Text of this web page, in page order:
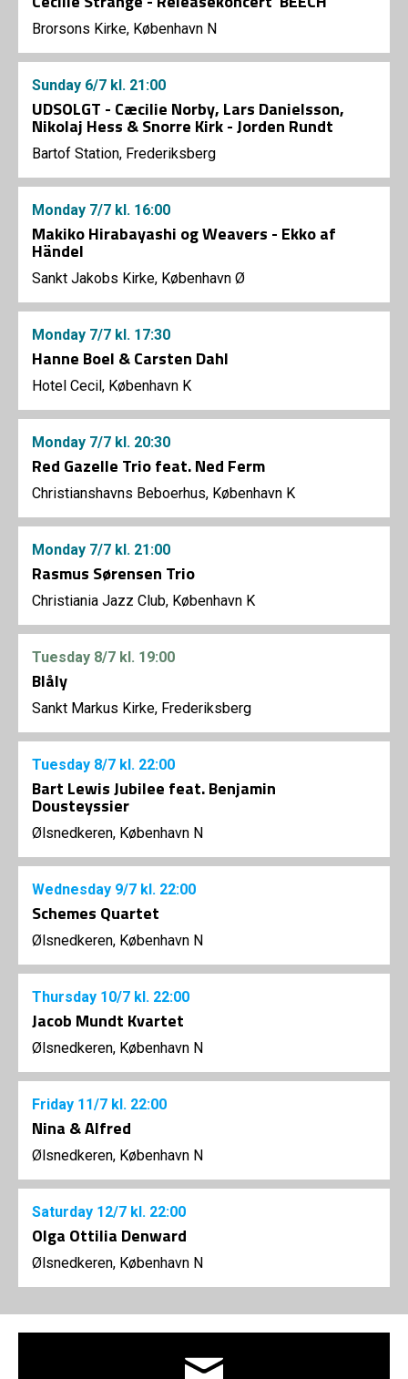
Brorsons Kirke, København N
Sunday 6/7 kl. 21:00
UDSOLGT - Cæcilie Norby, Lars Danielsson,
Nikolaj Hess & Snorre Kirk - Jorden Rundt
Bartof Station, Frederiksberg
Monday 7/7 kl. 16:00
Makiko Hirabayashi og Weavers - Ekko af
Händel
Sankt Jakobs Kirke, København Ø
Monday 7/7 kl. 17:30
Hanne Boel & Carsten Dahl
Hotel Cecil, København K
Monday 7/7 kl. 20:30
Red Gazelle Trio feat. Ned Ferm
Christianshavns Beboerhus, København K
Monday 7/7 kl. 21:00
Rasmus Sørensen Trio
Christiania Jazz Club, København K
Tuesday 8/7 kl. 19:00
Blåly
Sankt Markus Kirke, Frederiksberg
Tuesday 8/7 kl. 22:00
Bart Lewis Jubilee feat. Benjamin
Dousteyssier
Ølsnedkeren, København N
Wednesday 9/7 kl. 22:00
Schemes Quartet
Ølsnedkeren, København N
Thursday 10/7 kl. 22:00
Jacob Mundt Kvartet
Ølsnedkeren, København N
Friday 11/7 kl. 22:00
Nina & Alfred
Ølsnedkeren, København N
Saturday 12/7 kl. 22:00
Olga Ottilia Denward
Ølsnedkeren, København N